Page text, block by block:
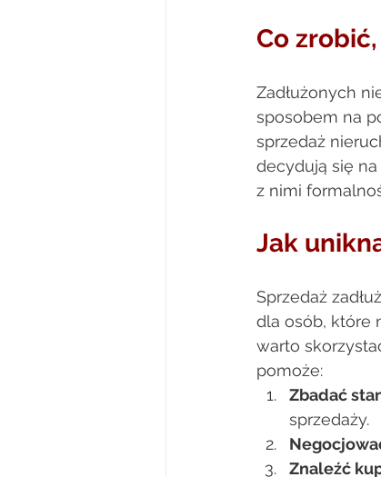
Co
Zadłużonych
sposobem na
sprzedaż
decydują się
z nimi
Jak
Sprzedaż
dla osób, które
warto
pomoże:
Zbadać
sprzedaży.
Znaleźć